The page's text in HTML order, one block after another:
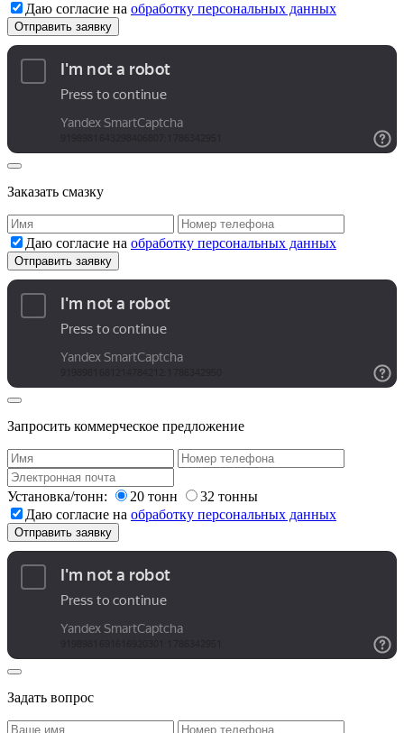
Даю согласие на обработку персональных данных
Заказать смазку
Даю согласие на обработку персональных данных
Запросить коммерческое предложение
Установка/тонн: 20 тонн
32 тонны
Даю согласие на обработку персональных данных
Задать вопрос